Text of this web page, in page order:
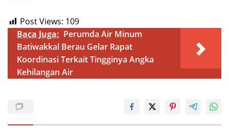
Post Views: 109
Baca Juga: Perumda Air Minum
Batiwakkal Berau Gelar Rapat
Koordinasi Terkait Tingginya Angka
Kehilangan Air